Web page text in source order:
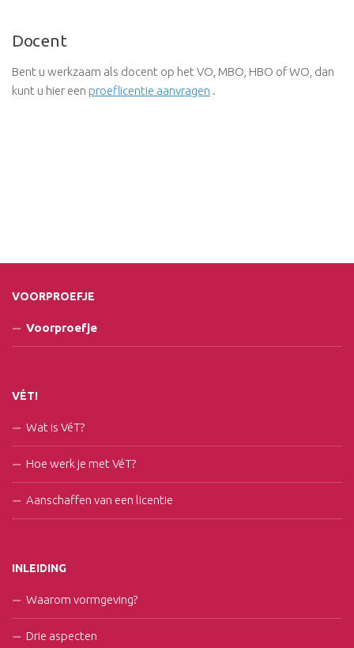
Docent
Bent u werkzaam als docent op het VO, MBO, HBO of WO, dan
kunt u hier een proeflicentie aanvragen .
VOORPROEFJE
Voorproefje
VÉT!
Wat is VéT?
Hoe werk je met VéT?
Aanschaffen van een licentie
INLEIDING
Waarom vormgeving?
Drie aspecten